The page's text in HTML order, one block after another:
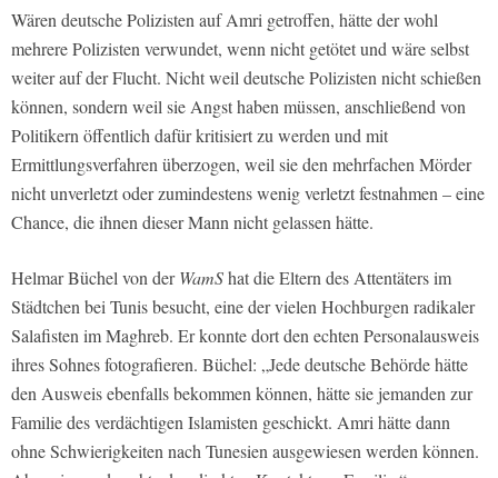
Wären deutsche Polizisten auf Amri getroffen, hätte der wohl
mehrere Polizisten verwundet, wenn nicht getötet und wäre selbst
weiter auf der Flucht. Nicht weil deutsche Polizisten nicht schießen
können, sondern weil sie Angst haben müssen, anschließend von
Politikern öffentlich dafür kritisiert zu werden und mit
Ermittlungsverfahren überzogen, weil sie den mehrfachen Mörder
nicht unverletzt oder zumindestens wenig verletzt festnahmen – eine
Chance, die ihnen dieser Mann nicht gelassen hätte.
Helmar Büchel von derWamShat die Eltern des Attentäters im
Städtchen bei Tunis besucht, eine der vielen Hochburgen radikaler
Salafisten im Maghreb. Er konnte dort den echten Personalausweis
ihres Sohnes fotografieren. Büchel: „Jede deutsche Behörde hätte
den Ausweis ebenfalls bekommen können, hätte sie jemanden zur
Familie des verdächtigen Islamisten geschickt. Amri hätte dann
ohne Schwierigkeiten nach Tunesien ausgewiesen werden können.